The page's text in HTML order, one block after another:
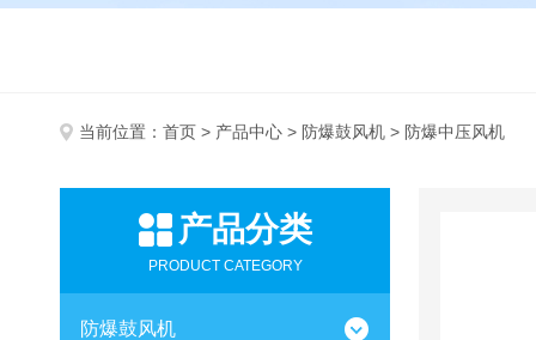
当前位置： 首页 > 产品中心 > 防爆鼓风机 > 防爆中压风机
产品分类
PRODUCT CATEGORY
防爆鼓风机